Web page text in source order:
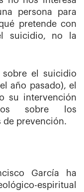
persona para
pretende con
suicidio, no la
sobre el suicidio
año pasado), el
su intervención
sobre los
de prevención.
García ha
espiritual